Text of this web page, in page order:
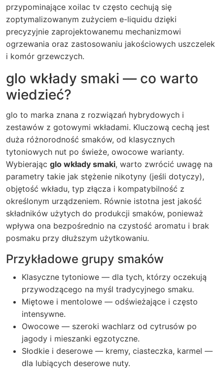
przypominające xoilac tv często cechują się
zoptymalizowanym zużyciem e-liquidu dzięki
precyzyjnie zaprojektowanemu mechanizmowi
ogrzewania oraz zastosowaniu jakościowych uszczelek
i komór grzewczych.
glo wkłady smaki — co warto
wiedzieć?
glo to marka znana z rozwiązań hybrydowych i
zestawów z gotowymi wkładami. Kluczową cechą jest
duża różnorodność smaków, od klasycznych
tytoniowych nut po świeże, owocowe warianty.
Wybierając glo wkłady smaki, warto zwrócić uwagę na
parametry takie jak stężenie nikotyny (jeśli dotyczy),
objętość wkładu, typ złącza i kompatybilność z
określonym urządzeniem. Równie istotna jest jakość
składników użytych do produkcji smaków, ponieważ
wpływa ona bezpośrednio na czystość aromatu i brak
posmaku przy dłuższym użytkowaniu.
Przykładowe grupy smaków
Klasyczne tytoniowe — dla tych, którzy oczekują
przywodzącego na myśl tradycyjnego smaku.
Miętowe i mentolowe — odświeżające i często
intensywne.
Owocowe — szeroki wachlarz od cytrusów po
jagody i mieszanki egzotyczne.
Słodkie i deserowe — kremy, ciasteczka, karmel —
dla lubiących deserowe nuty.